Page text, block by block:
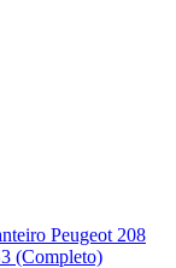
Peugeot 208
(Completo)